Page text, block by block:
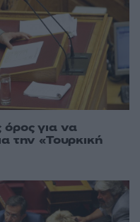
για να
την «Τουρκική